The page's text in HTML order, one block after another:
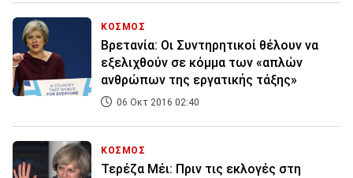
ΚΟΣΜΟΣ
Βρετανία: Οι Συντηρητικοί θέλουν να
εξελιχθούν σε κόμμα των «απλών
ανθρώπων της εργατικής τάξης»
06 Οκτ 2016 02:40
ΚΟΣΜΟΣ
Τερέζα Mέι: Πριν τις εκλογές στη